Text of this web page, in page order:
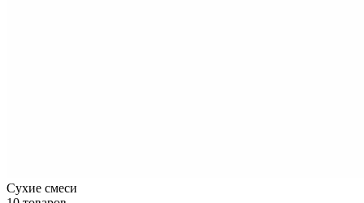
Сухие смеси